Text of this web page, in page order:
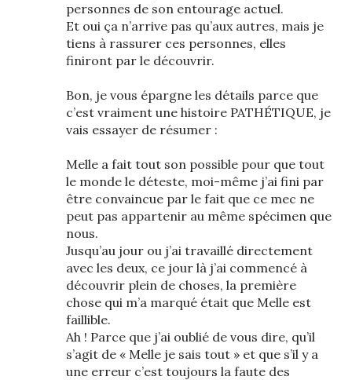
personnes de son entourage actuel.
Et oui ça n’arrive pas qu’aux autres, mais je
tiens à rassurer ces personnes, elles
finiront par le découvrir.
Bon, je vous épargne les détails parce que
c’est vraiment une histoire PATHÉTIQUE, je
vais essayer de résumer :
Melle a fait tout son possible pour que tout
le monde le déteste, moi-même j’ai fini par
être convaincue par le fait que ce mec ne
peut pas appartenir au même spécimen que
nous.
Jusqu’au jour ou j’ai travaillé directement
avec les deux, ce jour là j’ai commencé à
découvrir plein de choses, la première
chose qui m’a marqué était que Melle est
faillible.
Ah ! Parce que j’ai oublié de vous dire, qu’il
s’agit de « Melle je sais tout » et que s’il y a
une erreur c’est toujours la faute des